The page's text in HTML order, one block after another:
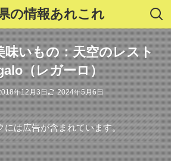
の情報あれこれ
味いもの：天空のレスト
（レガーロ）
年12月3日 2024年5月6日
には広告が含まれています。